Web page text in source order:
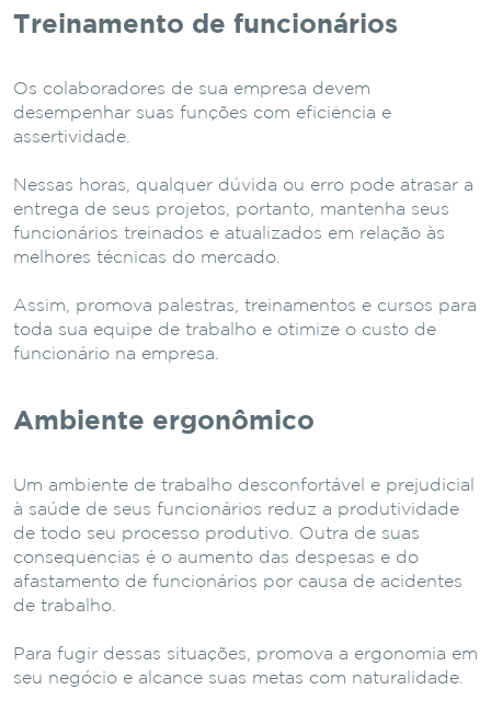
Treinamento de funcionários
Os colaboradores de sua empresa devem
desempenhar suas funções com eficiência e
assertividade.
Nessas horas, qualquer dúvida ou erro pode atrasar a
entrega de seus projetos, portanto, mantenha seus
funcionários treinados e atualizados em relação às
melhores técnicas do mercado.
Assim, promova palestras, treinamentos e cursos para
toda sua equipe de trabalho e otimize o custo de
funcionário na empresa.
Ambiente ergonômico
Um ambiente de trabalho desconfortável e prejudicial
à saúde de seus funcionários reduz a produtividade
de todo seu processo produtivo. Outra de suas
consequências é o aumento das despesas e do
afastamento de funcionários por causa de acidentes
de trabalho.
Para fugir dessas situações, promova a ergonomia em
seu negócio e alcance suas metas com naturalidade.